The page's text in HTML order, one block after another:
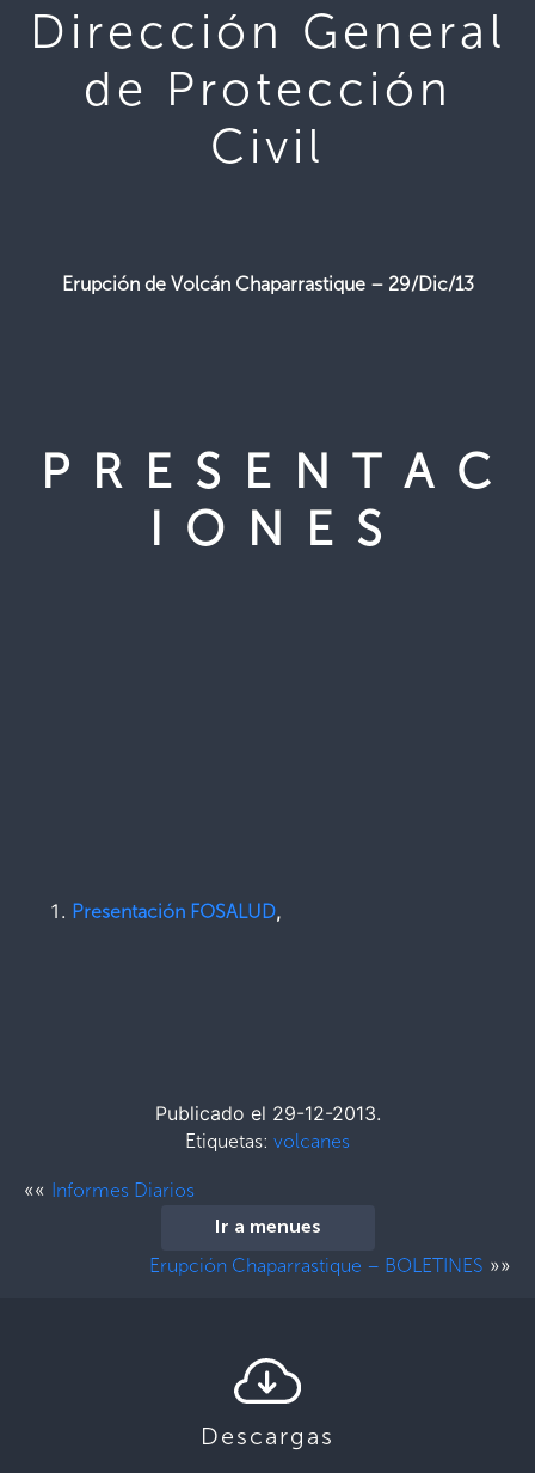
Dirección General
de Protección
Civil
Erupción de Volcán Chaparrastique – 29/Dic/13
P R E S E N T A C
I O N E S
Presentación FOSALUD,
Publicado el 29-12-2013.
Etiquetas: volcanes
«« Informes Diarios
Ir a menues
Erupción Chaparrastique – BOLETINES »»
Descargas